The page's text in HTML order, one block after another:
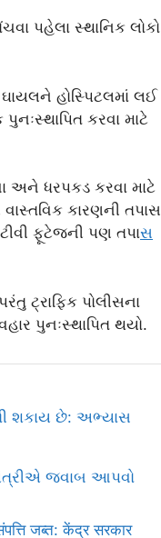
પહેલા સ્થાનિક લોકો
હોસ્પિટલમાં લઈ
કરવા માટે
અને ધરપકડ કરવા માટે
કારણની તપાસ
ફૂટેજની પણ તપાસ
ટ્રાફિક પોલીસના
પુનઃસ્થાપિત થયો.
શકાય છે: અભ્યાસ
મંત્રીએ જવાબ આપવો
जब्त: केंद्र सरकार